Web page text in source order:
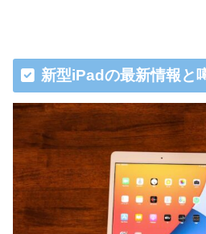
新型iPadの最新情報と